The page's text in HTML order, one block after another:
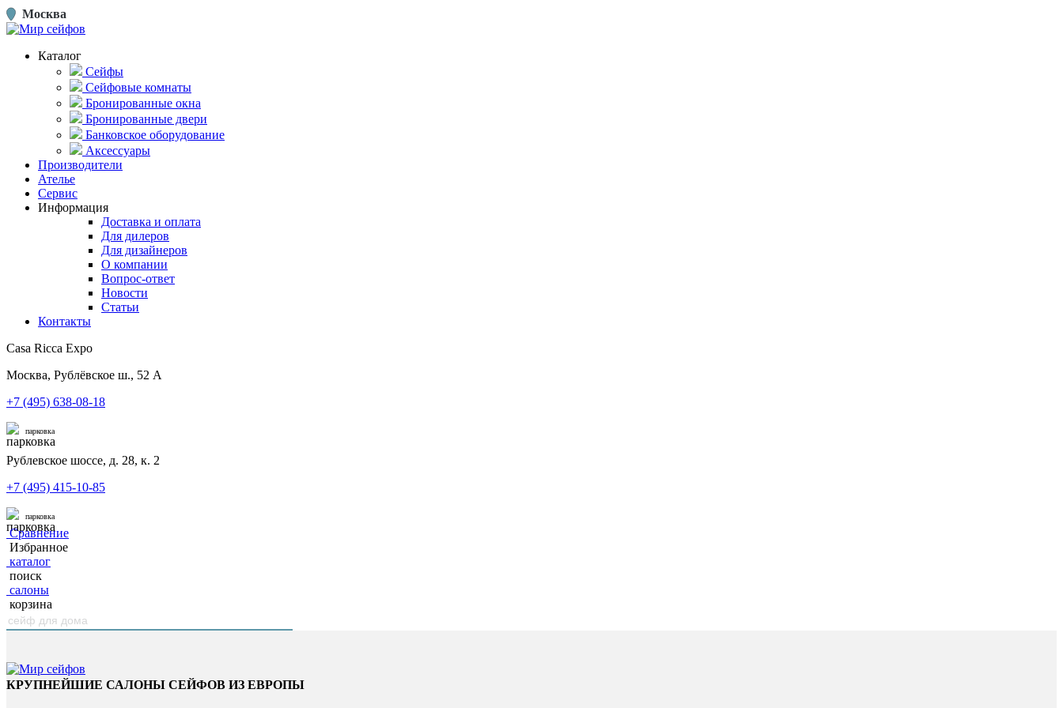
Москва
Каталог
Сейфы
Сейфовые комнаты
Бронированные окна
Бронированные двери
Банковское оборудование
Аксессуары
Производители
Ателье
Сервис
Информация
Доставка и оплата
Для дилеров
Для дизайнеров
О компании
Вопрос-ответ
Новости
Статьи
Контакты
Casa Ricca Expo
Москва, Рублёвское ш., 52 А
+7 (495) 638-08-18
парковка
Рублевское шоссе, д. 28, к. 2
+7 (495) 415-10-85
парковка
Сравнение
Избранное
каталог
поиск
салоны
корзина
КРУПНЕЙШИЕ САЛОНЫ СЕЙФОВ ИЗ ЕВРОПЫ